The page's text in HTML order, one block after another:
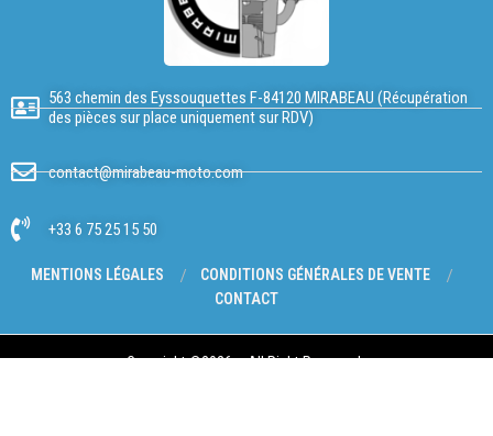
563 chemin des Eyssouquettes F-84120 MIRABEAU (Récupération
des pièces sur place uniquement sur RDV)
contact@mirabeau-moto.com
+33 6 75 25 15 50
MENTIONS LÉGALES
CONDITIONS GÉNÉRALES DE VENTE
CONTACT
Copyright @2026 – All Right Reserved.